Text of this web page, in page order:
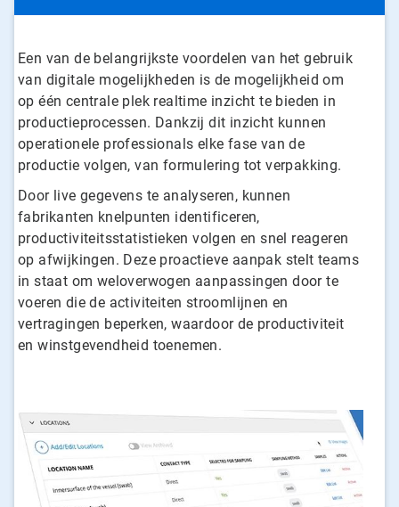
Een van de belangrijkste voordelen van het gebruik
van digitale mogelijkheden is de mogelijkheid om
op één centrale plek realtime inzicht te bieden in
productieprocessen. Dankzij dit inzicht kunnen
operationele professionals elke fase van de
productie volgen, van formulering tot verpakking.
Door live gegevens te analyseren, kunnen
fabrikanten knelpunten identificeren,
productiviteitsstatistieken volgen en snel reageren
op afwijkingen. Deze proactieve aanpak stelt teams
in staat om weloverwogen aanpassingen door te
voeren die de activiteiten stroomlijnen en
vertragingen beperken, waardoor de productiviteit
en winstgevendheid toenemen.